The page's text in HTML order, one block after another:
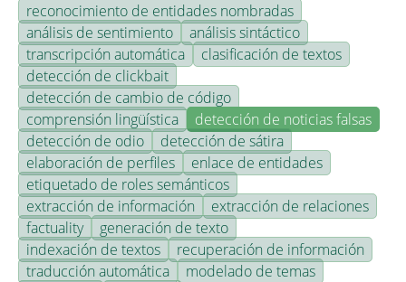
reconocimiento de entidades nombradas
análisis de sentimiento
análisis sintáctico
transcripción automática
clasificación de textos
detección de clickbait
detección de cambio de código
comprensión lingüística
detección de noticias falsas
detección de odio
detección de sátira
elaboración de perfiles
enlace de entidades
etiquetado de roles semánticos
extracción de información
extracción de relaciones
factuality
generación de texto
indexación de textos
recuperación de información
traducción automática
modelado de temas